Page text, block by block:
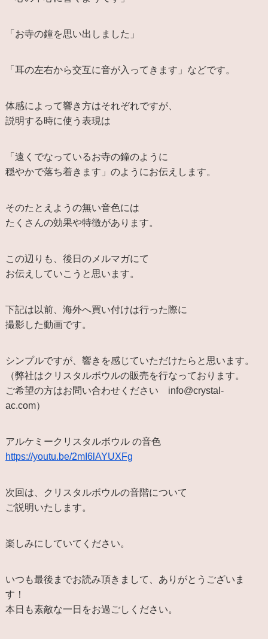
「お寺の鐘を思い出しました」
「耳の左右から交互に音が入ってきます」などです。
体感によって響き方はそれぞれですが、
説明する時に使う表現は
「遠くでなっているお寺の鐘のように
穏やかで落ち着きます」のようにお伝えします。
そのたとえようの無い音色には
たくさんの効果や特徴があります。
この辺りも、後日のメルマガにて
お伝えしていこうと思います。
下記は以前、海外へ買い付けは行った際に
撮影した動画です。
シンプルですが、響きを感じていただけたらと思います。
（弊社はクリスタルボウルの販売を行なっております。
ご希望の方はお問い合わせください info@crystal-
ac.com）
アルケミークリスタルボウル の音色
https://youtu.be/2mI6lAYUXFg
次回は、クリスタルボウルの音階について
ご説明いたします。
楽しみにしていてください。
いつも最後までお読み頂きまして、ありがとうございま
す！
本日も素敵な一日をお過ごしください。